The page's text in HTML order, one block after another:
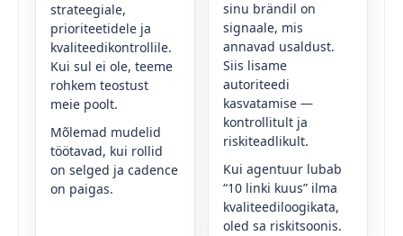
strateegiale,
prioriteetidele ja
kvaliteedikontrollile.
Kui sul ei ole, teeme
rohkem teostust
meie poolt.
Mõlemad mudelid
töötavad, kui rollid
on selged ja cadence
on paigas.
sinu brändil on
signaale, mis
annavad usaldust.
Siis lisame
autoriteedi
kasvatamise —
kontrollitult ja
riskiteadlikult.
Kui agentuur lubab
“10 linki kuus” ilma
kvaliteediloogikata,
oled sa riskitsoonis.